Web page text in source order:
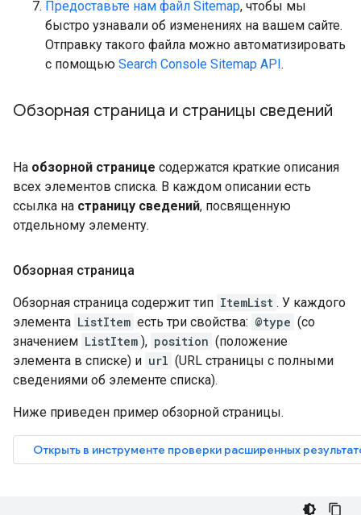
Предоставьте нам файл Sitemap, чтобы мы
быстро узнавали об изменениях на вашем сайте.
Отправку такого файла можно автоматизировать
с помощью Search Console Sitemap API.
Обзорная страница и страницы сведений
На обзорной странице содержатся краткие описания
всех элементов списка. В каждом описании есть
ссылка на страницу сведений, посвященную
отдельному элементу.
Обзорная страница
Обзорная страница содержит тип ItemList . У каждого
элемента ListItem есть три свойства: @type (со
значением ListItem ), position (положение
элемента в списке) и url (URL страницы с полными
сведениями об элементе списка).
Ниже приведен пример обзорной страницы.